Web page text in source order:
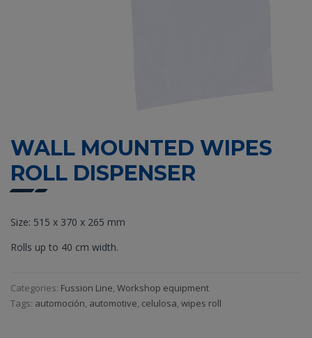
WALL MOUNTED WIPES
ROLL DISPENSER
Size: 515 x 370 x 265 mm
Rolls up to 40 cm width.
Categories: Fussion Line Workshop equipment
Tags: automoción automotive celulosa wipes roll